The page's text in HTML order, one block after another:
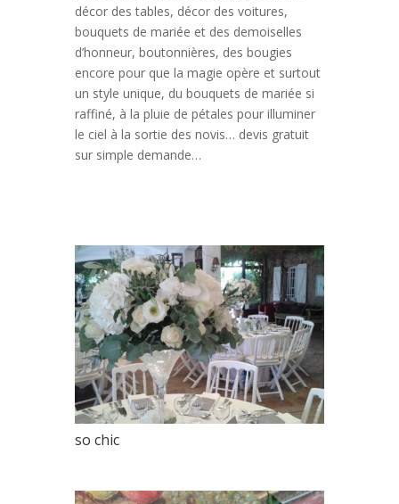
décor des tables, décor des voitures,
bouquets de mariée et des demoiselles
d’honneur, boutonnières, des bougies
encore pour que la magie opère et surtout
un style unique, du bouquets de mariée si
raffiné, à la pluie de pétales pour illuminer
le ciel à la sortie des novis… devis gratuit
sur simple demande…
so chic